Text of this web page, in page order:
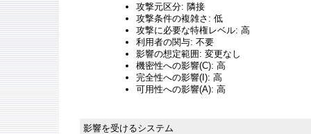
攻撃元区分: 隣接
攻撃条件の複雑さ: 低
攻撃に必要な特権レベル: 高
利用者の関与: 不要
影響の想定範囲: 変更なし
機密性への影響(C): 高
完全性への影響(I): 高
可用性への影響(A): 高
影響を受けるシステム